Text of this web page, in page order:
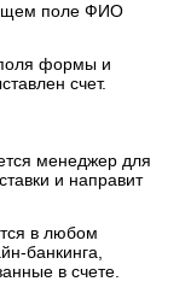
поле ФИО
формы и
счет.
менеджер для
и направит
в любом
банкинга,
в счете.